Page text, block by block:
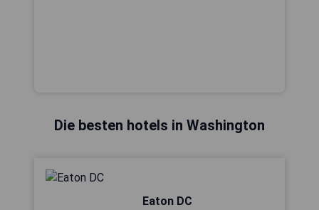
Die besten hotels in Washington
Eaton DC